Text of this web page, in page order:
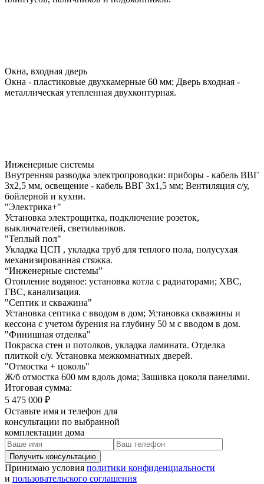
Окна, входная дверь
Окна - пластиковые двухкамерные 60 мм; Дверь входная -
металлическая утепленная двухконтурная.
Инженерные системы
Внутренняя разводка электропроводки: приборы - кабель ВВГ
3х2,5 мм, освещение - кабель ВВГ 3х1,5 мм; Вентиляция с/у,
бойлерной и кухни.
"Электрика+"
Установка электрощитка, подключение розеток,
выключателей, светильников.
"Теплый пол"
Укладка ЦСП , укладка труб для теплого пола, полусухая
механизированная стяжка.
“Инженерные системы”
Отопление водяное: установка котла с радиаторами; ХВС,
ГВС, канализация.
"Септик и скважина"
Установка септика с вводом в дом; Установка скважины и
кессона с учетом бурения на глубину 50 м с вводом в дом.
"Финишная отделка"
Покраска стен и потолков, укладка ламината. Отделка
плиткой с/у. Установка межкомнатных дверей.
"Отмостка + цоколь"
Ж/б отмостка 600 мм вдоль дома; Зашивка цоколя панелями.
Итоговая сумма:
5 475 000 ₽
Оставьте имя и телефон для
консультации по выбранной
комплектации дома
Принимаю условия политики конфиденциальности
и пользовательского соглашения